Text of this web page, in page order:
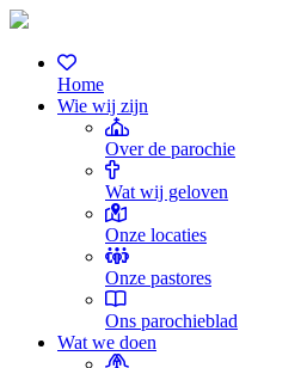
Home
Wie wij zijn
Over de parochie
Wat wij geloven
Onze locaties
Onze pastores
Ons parochieblad
Wat we doen